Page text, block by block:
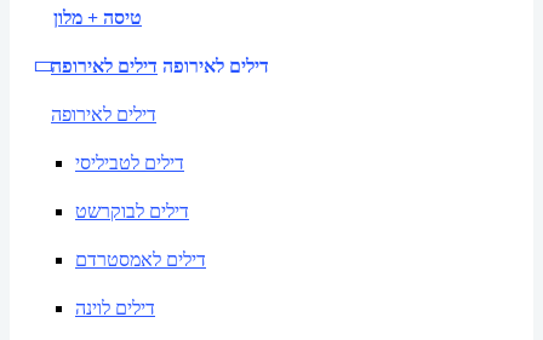
טיסה + מלון
דילים לאירופה דילים לאירופה
דילים לאירופה
דילים לטביליסי
דילים לבוקרשט
דילים לאמסטרדם
דילים לוינה